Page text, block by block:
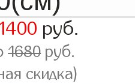
руб.
1680руб.
скидка)